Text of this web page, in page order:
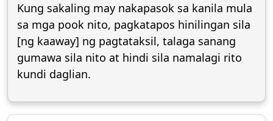
Kung sakaling may nakapasok sa kanila mula
sa mga pook nito, pagkatapos hinilingan sila
[ng kaaway] ng pagtataksil, talaga sanang
gumawa sila nito at hindi sila namalagi rito
kundi daglian.